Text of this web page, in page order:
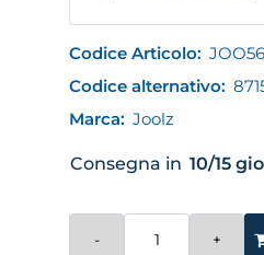
Codice Articolo:
Codice alternativo:
Marca: Joolz
Consegna in 10/15